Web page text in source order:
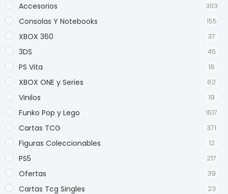
Accesorios 303
Consolas Y Notebooks 155
XBOX 360 37
3DS 45
PS Vita 18
XBOX ONE y Series 62
Vinilos 19
Funko Pop y Lego 1517
Cartas TCG 371
Figuras Coleccionables 12
PS5 217
Ofertas 39
Cartas Tcg Singles 23